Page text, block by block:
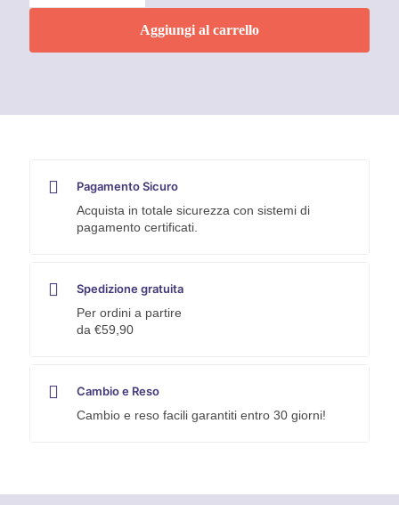
LOCK
16
Aggiungi al carrello
Pagamento Sicuro
Acquista in totale sicurezza con sistemi di
pagamento certificati.
Spedizione gratuita
Per ordini a partire
da €59,90
Cambio e Reso
Cambio e reso facili garantiti entro 30 giorni!